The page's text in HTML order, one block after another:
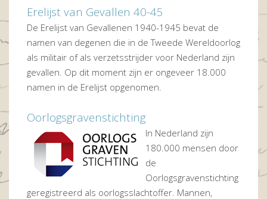
Erelijst van Gevallen 40-45
De Erelijst van Gevallenen 1940-1945 bevat de
namen van degenen die in de Tweede Wereldoorlog
als militair of als verzetsstrijder voor Nederland zijn
gevallen. Op dit moment zijn er ongeveer 18.000
namen in de Erelijst opgenomen.
Oorlogsgravenstichting
In Nederland zijn
180.000 mensen door
de
Oorlogsgravenstichting
geregistreerd als oorlogsslachtoffer. Mannen,